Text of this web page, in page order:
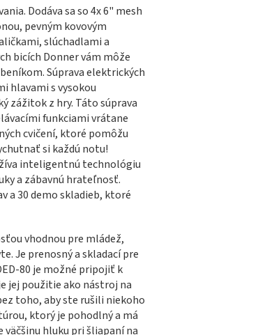
Dodáva sa so 4x 6" mesh
pevným kovovým
slúchadlami a
bicích Donner vám môže
Súprava elektrických
hlavami s vysokou
zážitok z hry. Táto súprava
funkciami vrátane
cvičení, ktoré pomôžu
si každú notu!
inteligentnú technológiu
a zábavnú hrateľnosť.
a 30 demo skladieb, ktoré
vhodnou pre mládež,
Je prenosný a skladací pre
80 je možné pripojiť k
jej použitie ako nástroj na
toho, aby ste rušili niekoho
ktorý je pohodlný a má
hluku pri šliapaní na